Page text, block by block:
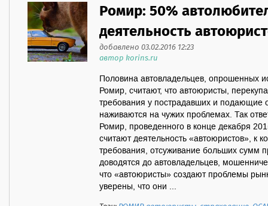
Ромир: 50%
деятельность
добавлено 03.02.2016 12:23
автор korins.ru
Половина автовладельцев, опрошенных
Ромир, считают, что автоюристы,
требования у пострадавших и подающие
наживаются на чужих проблемах. Так
Ромир, проведенного в конце декабря
считают деятельность «автоюристов», к
требования, отсуживание больших сумм
доводятся до автовладельцев,
что «автоюристы» создают проблемы
уверены, что они ...